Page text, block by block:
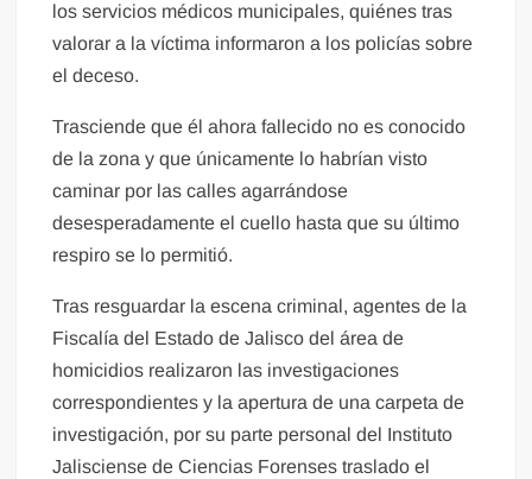
los servicios médicos municipales, quiénes tras
valorar a la víctima informaron a los policías sobre
el deceso.
Trasciende que él ahora fallecido no es conocido
de la zona y que únicamente lo habrían visto
caminar por las calles agarrándose
desesperadamente el cuello hasta que su último
respiro se lo permitió.
Tras resguardar la escena criminal, agentes de la
Fiscalía del Estado de Jalisco del área de
homicidios realizaron las investigaciones
correspondientes y la apertura de una carpeta de
investigación, por su parte personal del Instituto
Jalisciense de Ciencias Forenses traslado el